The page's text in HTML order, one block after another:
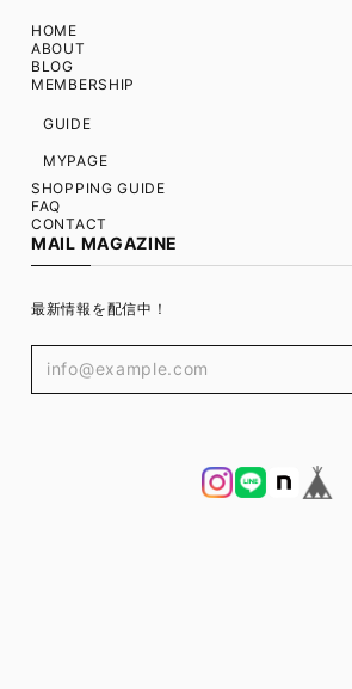
HOME
ABOUT
BLOG
MEMBERSHIP
GUIDE
MYPAGE
SHOPPING GUIDE
FAQ
CONTACT
MAIL MAGAZINE
最新情報を配信中！